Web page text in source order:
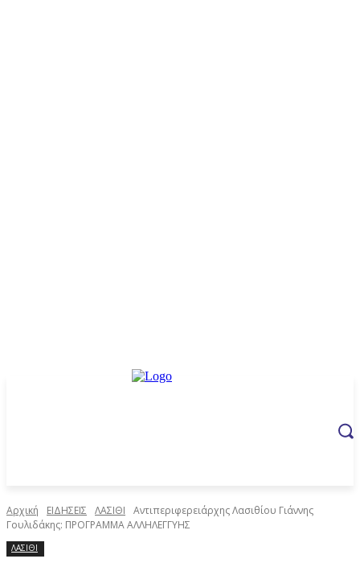
Αρχική ΕΙΔΗΣΕΙΣ ΛΑΣΙΘΙ
Αντιπεριφερειάρχης Λασιθίου Γιάννης
Γουλιδάκης: ΠΡΟΓΡΑΜΜΑ ΑΛΛΗΛΕΓΓΥΗΣ
ΛΑΣΙΘΙ